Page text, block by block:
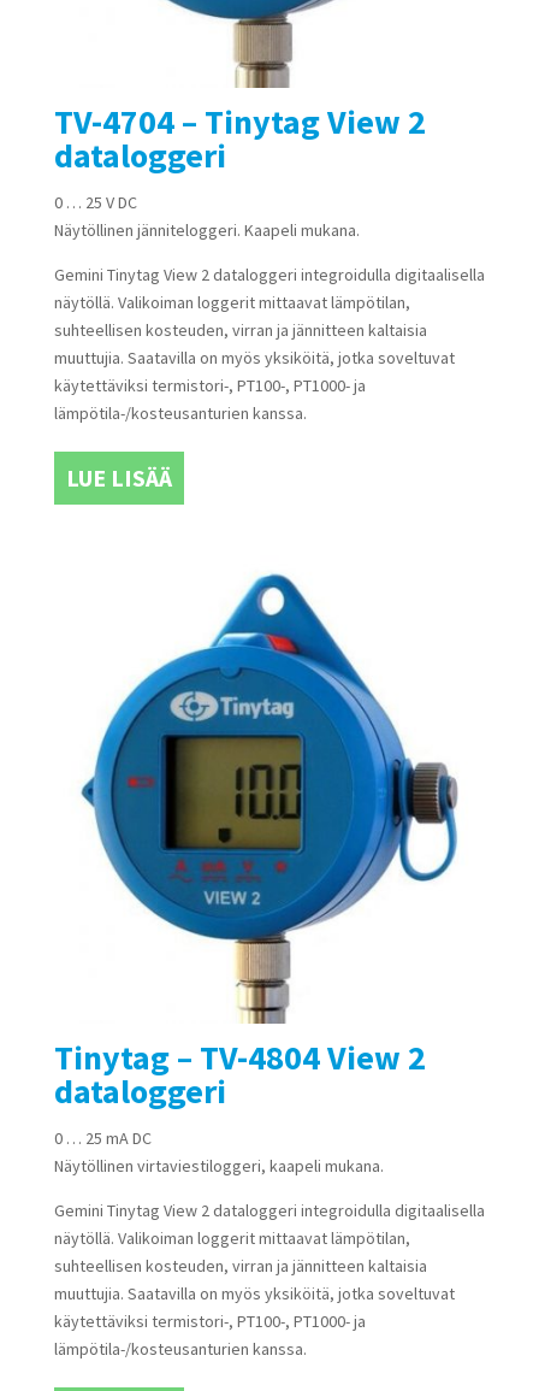
TV-4704 – Tinytag View 2
dataloggeri
0 … 25 V DC
Näytöllinen jänniteloggeri. Kaapeli mukana.
Gemini Tinytag View 2 dataloggeri integroidulla digitaalisella
näytöllä. Valikoiman loggerit mittaavat lämpötilan,
suhteellisen kosteuden, virran ja jännitteen kaltaisia
muuttujia. Saatavilla on myös yksiköitä, jotka soveltuvat
käytettäviksi termistori-, PT100-, PT1000- ja
lämpötila-/kosteusanturien kanssa.
LUE LISÄÄ
Tinytag – TV-4804 View 2
dataloggeri
0 … 25 mA DC
Näytöllinen virtaviestiloggeri, kaapeli mukana.
Gemini Tinytag View 2 dataloggeri integroidulla digitaalisella
näytöllä. Valikoiman loggerit mittaavat lämpötilan,
suhteellisen kosteuden, virran ja jännitteen kaltaisia
muuttujia. Saatavilla on myös yksiköitä, jotka soveltuvat
käytettäviksi termistori-, PT100-, PT1000- ja
lämpötila-/kosteusanturien kanssa.